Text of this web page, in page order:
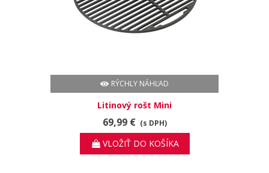
RÝCHLY NÁHĽAD
Litinový rošt Mini
69,99 € (s DPH)
VLOŽIŤ DO KOŠÍKA